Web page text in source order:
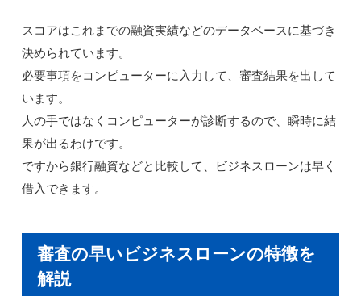
スコアはこれまでの融資実績などのデータベースに基づき
決められています。
必要事項をコンピューターに入力して、審査結果を出して
います。
人の手ではなくコンピューターが診断するので、瞬時に結
果が出るわけです。
ですから銀行融資などと比較して、ビジネスローンは早く
借入できます。
審査の早いビジネスローンの特徴を
解説